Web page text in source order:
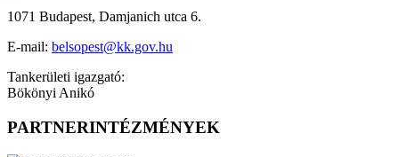
1071 Budapest, Damjanich utca 6.
E-mail: belsopest@kk.gov.hu
Tankerületi igazgató:
Bökönyi Anikó
PARTNERINTÉZMÉNYEK